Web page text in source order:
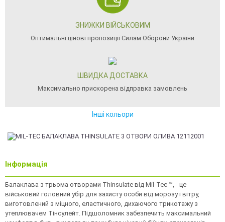
ЗНИЖКИ ВІЙСЬКОВИМ
Оптимальні цінові пропозиції Силам Оборони України
ШВИДКА ДОСТАВКА
Максимально прискорена відправка замовлень
Інші кольори
Інформація
Балаклава з трьома отворами Thinsulate від Mil-Tec ™, - це
військовий головний убір для захисту особи від морозу і вітру,
виготовлений з міцного, еластичного, дихаючого трикотажу з
утеплювачем Тінсулейт. Підшоломник забезпечить максимальний